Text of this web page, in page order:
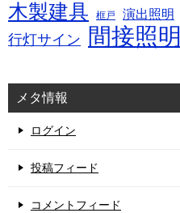
木製建具 框戸 演出照明
行灯サイン 間接照明
メタ情報
ログイン
投稿フィード
コメントフィード